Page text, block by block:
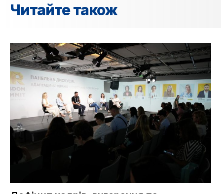
Читайте також